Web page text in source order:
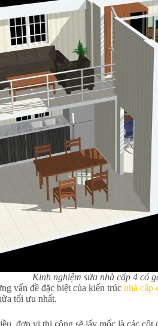
Kinh nghiệm sửa nhà cấp 4 có
vấn đề đặc biệt của kiến trúc nhà cấp
tối ưu nhất.